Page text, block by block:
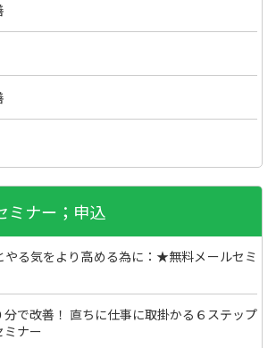
ミナー；申込
やる気をより高める為に：★無料メールセミ
で改善！ 直ちに仕事に取掛かる６ステップ
ナー